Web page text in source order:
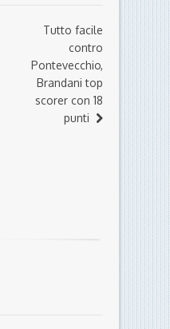
Tutto facile
contro
Pontevecchio,
Brandani top
scorer con 18
punti